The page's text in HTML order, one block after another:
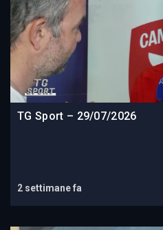
TG Sport – 29/07/2026
2 settimane fa